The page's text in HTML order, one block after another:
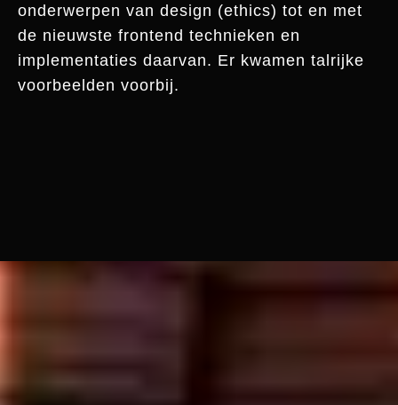
onderwerpen van design (ethics) tot en met
de nieuwste frontend technieken en
implementaties daarvan. Er kwamen talrijke
voorbeelden voorbij.